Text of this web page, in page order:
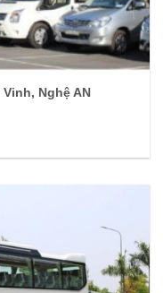
Nghệ AN